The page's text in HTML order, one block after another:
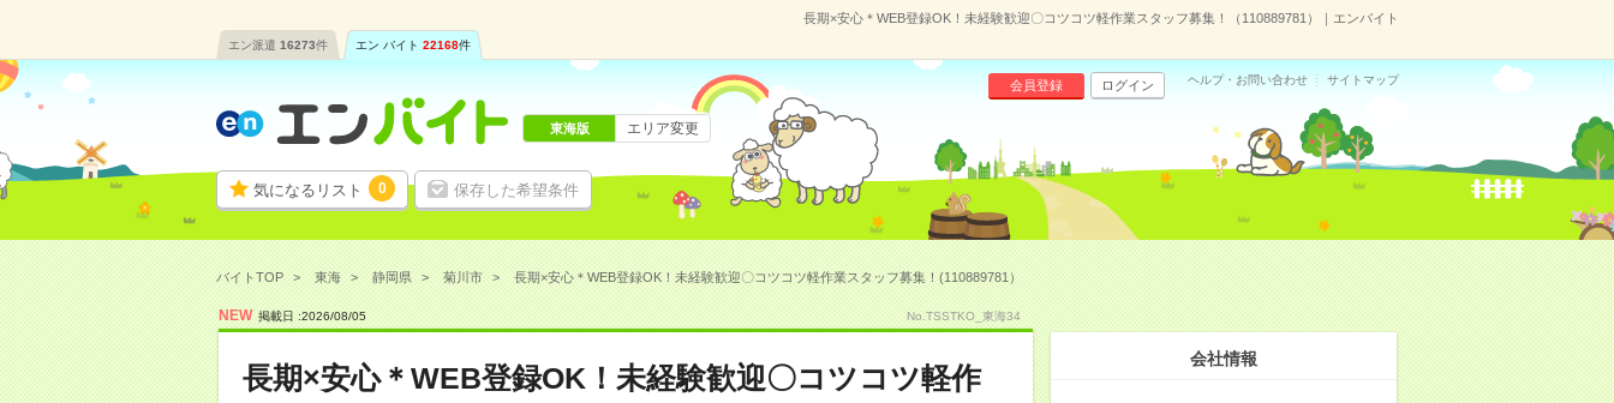
長期×安心＊WEB登録OK！未経験歓迎〇コツコツ軽作業スタッフ募集！（110889781）｜エンバイト
エン派遣 16273件 エン バイト 22168件
気になるリスト 0 保存した希望条件
会員登録 ログイン ヘルプ・お問い合わせ サイトマップ
東海版 エリア変更
バイトTOP 東海 静岡県 菊川市 長期×安心＊WEB登録OK！未経験歓迎〇コツコツ軽作業スタッフ募集！(110889781）
NEW 掲載日 :2026/08/05 No.TSSTKO_東海34
長期×安心＊WEB登録OK！未経験歓迎〇コツコツ軽作
会社情報